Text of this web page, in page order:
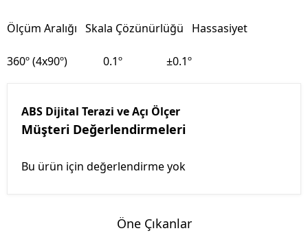
Ölçüm Aralığı Skala Çözünürlüğü Hassasiyet
360º (4x90º) 0.1º ±0.1º
ABS Dijital Terazi ve Açı Ölçer
Müşteri Değerlendirmeleri
Bu ürün için değerlendirme yok
Öne Çıkanlar